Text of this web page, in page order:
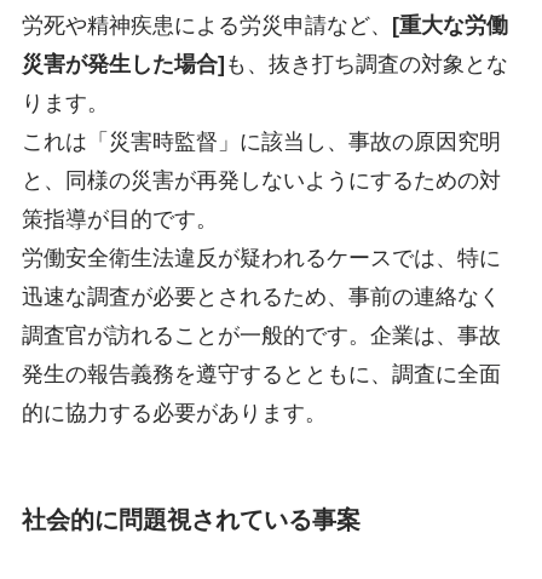
労死や精神疾患による労災申請など、 [重大な労働
災害が発生した場合] も、抜き打ち調査の対象とな
ります。
これは「災害時監督」に該当し、事故の原因究明
と、同様の災害が再発しないようにするための対
策指導が目的です。
労働安全衛生法違反が疑われるケースでは、特に
迅速な調査が必要とされるため、事前の連絡なく
調査官が訪れることが一般的です。企業は、事故
発生の報告義務を遵守するとともに、調査に全面
的に協力する必要があります。
社会的に問題視されている事案